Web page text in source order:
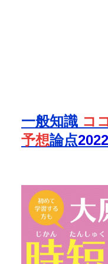
一般知識 コ
予想論点2022